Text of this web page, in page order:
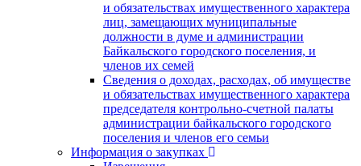
и обязательствах имущественного характера
лиц, замещающих муниципальные
должности в думе и администрации
Байкальского городского поселения, и
членов их семей
Сведения о доходах, расходах, об имуществе
и обязательствах имущественного характера
председателя контрольно-счетной палаты
администрации байкальского городского
поселения и членов его семьи
Информация о закупках